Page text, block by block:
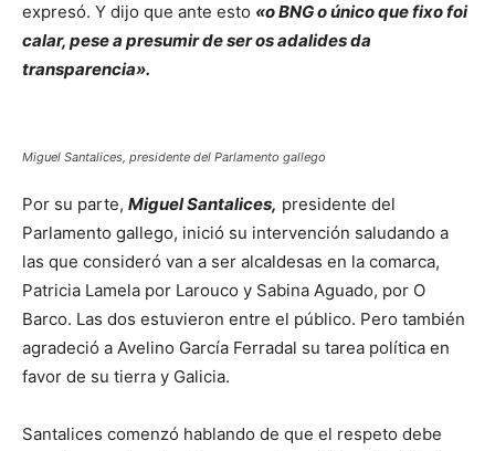
expresó. Y dijo que ante esto «o BNG o único que fixo foi
calar, pese a presumir de ser os adalides da
transparencia».
Miguel Santalices, presidente del Parlamento gallego
Por su parte, Miguel Santalices, presidente del
Parlamento gallego, inició su intervención saludando a
las que consideró van a ser alcaldesas en la comarca,
Patricia Lamela por Larouco y Sabina Aguado, por O
Barco. Las dos estuvieron entre el público. Pero también
agradeció a Avelino García Ferradal su tarea política en
favor de su tierra y Galicia.
Santalices comenzó hablando de que el respeto debe